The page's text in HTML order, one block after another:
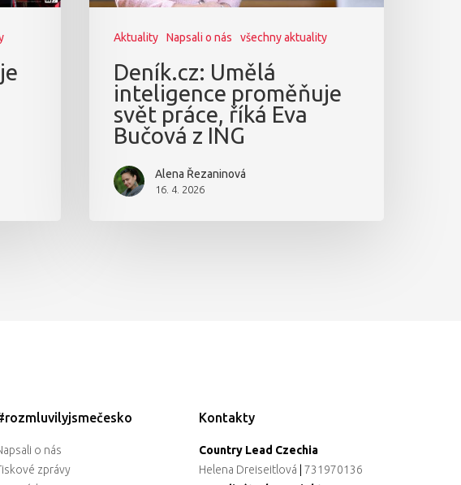
Aktuality Napsali o nás všechny aktuality
Deník.cz: Umělá
inteligence proměňuje
svět práce, říká Eva
Bučová z ING
Alena Řezaninová
16. 4. 2026
o nás
zprávy
Kontakty
Country Lead Czechia
Helena Dreiseitlová |731970136